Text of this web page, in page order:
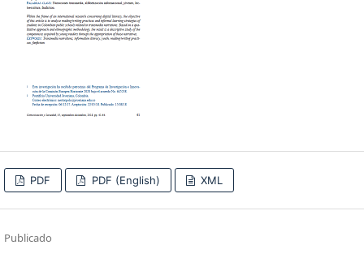
PDF PDF (English) XML
Publicado